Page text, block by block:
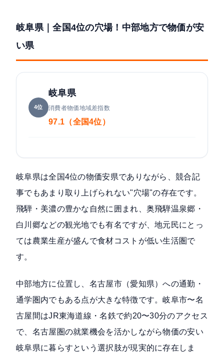
岐阜県｜全国4位の穴場！中部地方で物価が安
い県
4位
岐阜県
消費者物価地域差指数
97.1（全国4位）
岐阜県は全国4位の物価安県でありながら、競合記
事でもあまり取り上げられない"穴場"の存在です。
飛騨・美濃の豊かな自然に囲まれ、奥飛騨温泉郷・
白川郷などの観光地でも有名ですが、地元民にとっ
ては農業生産が盛んで食材コストが低い生活圏で
す。
中部地方に位置し、名古屋市（愛知県）への通勤・
通学圏内でもある点が大きな特徴です。岐阜市〜名
古屋間はJR東海道線・名鉄で約20〜30分のアクセス
で、名古屋圏の就業機会を活かしながら物価の安い
岐阜県に暮らすという選択肢が現実的に存在しま